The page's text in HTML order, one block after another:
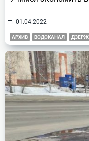
01.04.2022
АРХИВ ВОДОКАНАЛ